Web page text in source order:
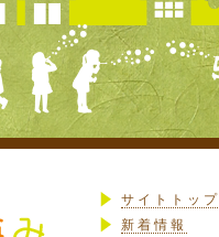
サイトトップ
新着情報